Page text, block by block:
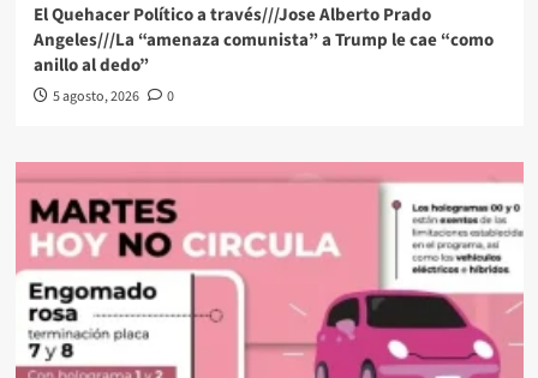
El Quehacer Político a través///Jose Alberto Prado
Angeles///La “amenaza comunista” a Trump le cae “como
anillo al dedo”
5 agosto, 2026 0